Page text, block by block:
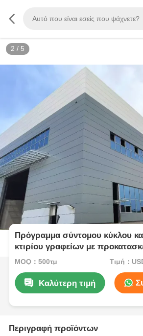
3 / 5
Πρόγραμμα σύντομου κύκλου
κτιρίου γραφείων με
χάλυβα
MOQ：500τμ Τιμή：
Καλύτερη τιμή
Περιγραφή προϊόντων